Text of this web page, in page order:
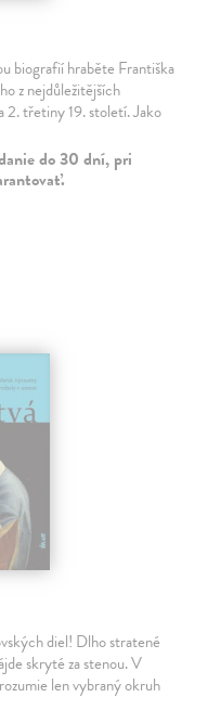
biografií hraběte Františka
z nejdůležitějších
2. třetiny 19. století. Jako
do 30 dní, pri
diel! Dlho stratené
skryté za stenou. V
len vybraný okruh